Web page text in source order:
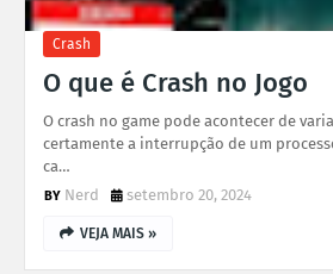
Crash
O que é Crash no Jogo
O crash no game pode acontecer de
certamente a interrupção de um
ca…
Nerd
setembro 20, 2024
VEJA MAIS »